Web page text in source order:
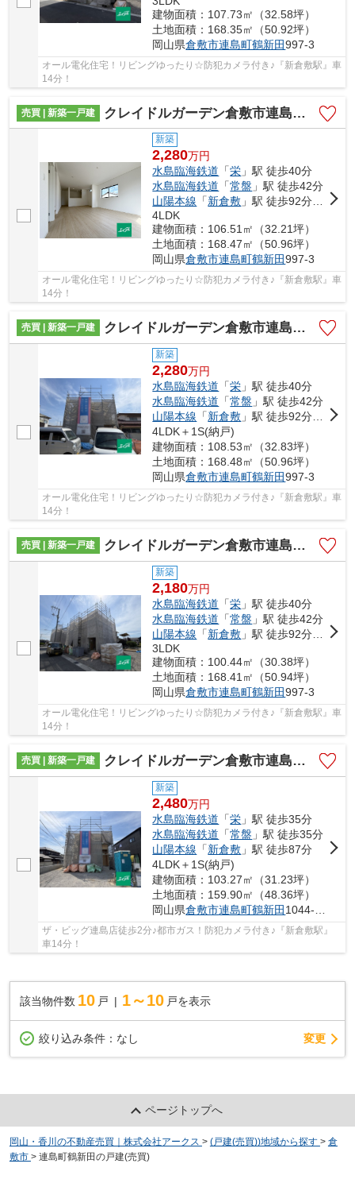
建物面積：107.73㎡（32.58坪）
土地面積：168.35㎡（50.92坪）
岡山県倉敷市連島町鶴新田997-3
オール電化住宅！リビングゆったり☆防犯カメラ付き♪『新倉敷駅』車
14分！
売買 | 新築一戸建 クレイドルガーデン倉敷市連島町鶴新田第17 (全4棟)
新築
2,280万円
水島臨海鉄道 「栄 」駅 徒歩40分
水島臨海鉄道 「常盤 」駅 徒歩42分
山陽本線 「新倉敷 」駅 徒歩92分車14分 5.4km
4LDK
建物面積：106.51㎡（32.21坪）
土地面積：168.47㎡（50.96坪）
岡山県倉敷市連島町鶴新田997-3
オール電化住宅！リビングゆったり☆防犯カメラ付き♪『新倉敷駅』車
14分！
売買 | 新築一戸建 クレイドルガーデン倉敷市連島町鶴新田第17 (全4棟)
新築
2,280万円
水島臨海鉄道 「栄 」駅 徒歩40分
水島臨海鉄道 「常盤 」駅 徒歩42分
山陽本線 「新倉敷 」駅 徒歩92分車14分 5.4km
4LDK＋1S(納戸)
建物面積：108.53㎡（32.83坪）
土地面積：168.48㎡（50.96坪）
岡山県倉敷市連島町鶴新田997-3
オール電化住宅！リビングゆったり☆防犯カメラ付き♪『新倉敷駅』車
14分！
売買 | 新築一戸建 クレイドルガーデン倉敷市連島町鶴新田第17 (全4棟)
新築
2,180万円
水島臨海鉄道 「栄 」駅 徒歩40分
水島臨海鉄道 「常盤 」駅 徒歩42分
山陽本線 「新倉敷 」駅 徒歩92分車14分 5.4km
3LDK
建物面積：100.44㎡（30.38坪）
土地面積：168.41㎡（50.94坪）
岡山県倉敷市連島町鶴新田997-3
オール電化住宅！リビングゆったり☆防犯カメラ付き♪『新倉敷駅』車
14分！
売買 | 新築一戸建 クレイドルガーデン倉敷市連島町鶴新田第16 (全1棟)
新築
2,480万円
水島臨海鉄道 「栄 」駅 徒歩35分
水島臨海鉄道 「常盤 」駅 徒歩35分
山陽本線 「新倉敷 」駅 徒歩87分
4LDK＋1S(納戸)
建物面積：103.27㎡（31.23坪）
土地面積：159.90㎡（48.36坪）
岡山県倉敷市連島町鶴新田 1044-19
ザ・ビッグ連島店徒歩2分♪都市ガス！防犯カメラ付き♪『新倉敷駅』
車14分！
該当物件数 10 戸 1～10 戸を表示
絞り込み条件： なし 変更
ページトップへ
岡山・香川の不動産売買｜株式会社アークス > (戸建(売買))地域から探す > 倉
敷市 > 連島町鶴新田の戸建(売買)